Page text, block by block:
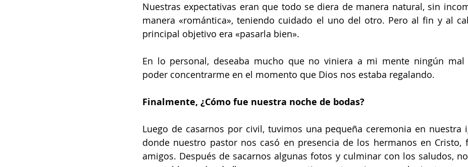
Nuestras expectativas eran que todo se diera de manera natural, sin
manera «romántica», teniendo cuidado el uno del otro. Pero al fin y al
principal objetivo era «pasarla bien».
En lo personal, deseaba mucho que no viniera a mi mente ningún mal
poder concentrarme en el momento que Dios nos estaba regalando.
Finalmente, ¿Cómo fue nuestra noche de bodas?
Luego de casarnos por civil, tuvimos una pequeña ceremonia en nuestra
donde nuestro pastor nos casó en presencia de los hermanos en Cristo,
amigos. Después de sacarnos algunas fotos y culminar con los saludos,